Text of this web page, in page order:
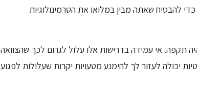
כדי להבטיח שאתה מבין במלואו את הטרמינולוגיות
תקפה. אי עמידה בדרישות אלו עלול לגרום לכך שהצוואה
יכולה לעזור לך להימנע מטעויות יקרות שעלולות לפגוע